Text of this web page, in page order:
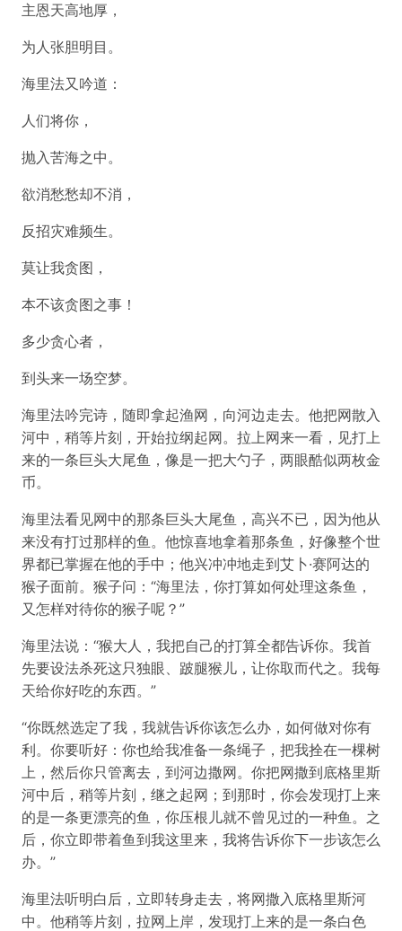
主恩天高地厚，
为人张胆明目。
海里法又吟道：
人们将你，
抛入苦海之中。
欲消愁愁却不消，
反招灾难频生。
莫让我贪图，
本不该贪图之事！
多少贪心者，
到头来一场空梦。
海里法吟完诗，随即拿起渔网，向河边走去。他把网散入
河中，稍等片刻，开始拉纲起网。拉上网来一看，见打上
来的一条巨头大尾鱼，像是一把大勺子，两眼酷似两枚金
币。
海里法看见网中的那条巨头大尾鱼，高兴不已，因为他从
来没有打过那样的鱼。他惊喜地拿着那条鱼，好像整个世
界都已掌握在他的手中；他兴冲冲地走到艾卜·赛阿达的
猴子面前。猴子问：“海里法，你打算如何处理这条鱼，
又怎样对待你的猴子呢？”
海里法说：“猴大人，我把自己的打算全都告诉你。我首
先要设法杀死这只独眼、跛腿猴儿，让你取而代之。我每
天给你好吃的东西。”
“你既然选定了我，我就告诉你该怎么办，如何做对你有
利。你要听好：你也给我准备一条绳子，把我拴在一棵树
上，然后你只管离去，到河边撒网。你把网撒到底格里斯
河中后，稍等片刻，继之起网；到那时，你会发现打上来
的是一条更漂亮的鱼，你压根儿就不曾见过的一种鱼。之
后，你立即带着鱼到我这里来，我将告诉你下一步该怎么
办。”
海里法听明白后，立即转身走去，将网撒入底格里斯河
中。他稍等片刻，拉网上岸，发现打上来的是一条白色